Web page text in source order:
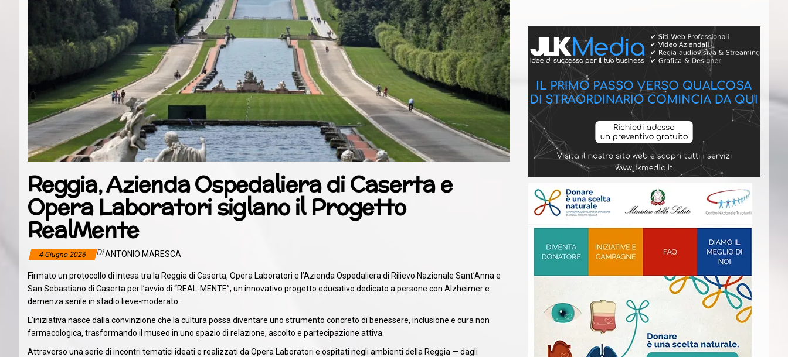
Reggia, Azienda Ospedaliera di Caserta e
Opera Laboratori siglano il Progetto
RealMente
4 Giugno 2026 DiANTONIO MARESCA
Firmato un protocollo di intesa tra la Reggia di Caserta, Opera Laboratori e l’Azienda Ospedaliera di Rilievo Nazionale Sant’Anna e
San Sebastiano di Caserta per l’avvio di “REAL-MENTE”, un innovativo progetto educativo dedicato a persone con Alzheimer e
demenza senile in stadio lieve-moderato.
L’iniziativa nasce dalla convinzione che la cultura possa diventare uno strumento concreto di benessere, inclusione e cura non
farmacologica, trasformando il museo in uno spazio di relazione, ascolto e partecipazione attiva.
Attraverso una serie di incontri tematici ideati e realizzati da Opera Laboratori e ospitati negli ambienti della Reggia — dagli